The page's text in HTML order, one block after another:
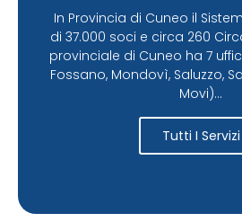
In Provincia di Cuneo il
di 37.000 soci e circa 260
provinciale di Cuneo ha 7
Fossano, Mondovì, Saluzzo,
Movi)...
Tutti I Servizi